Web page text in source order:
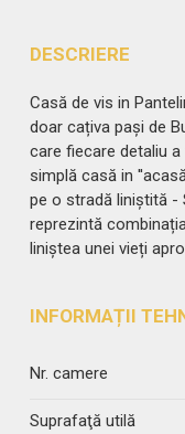
DESCRIERE
Casă de vis in
doar cațiva pași de
care fiecare detaliu
simplă casă in
pe o stradă liniștită -
reprezintă
liniștea unei vieți
INFORMAȚII
Nr. camere
Suprafaţă utilă